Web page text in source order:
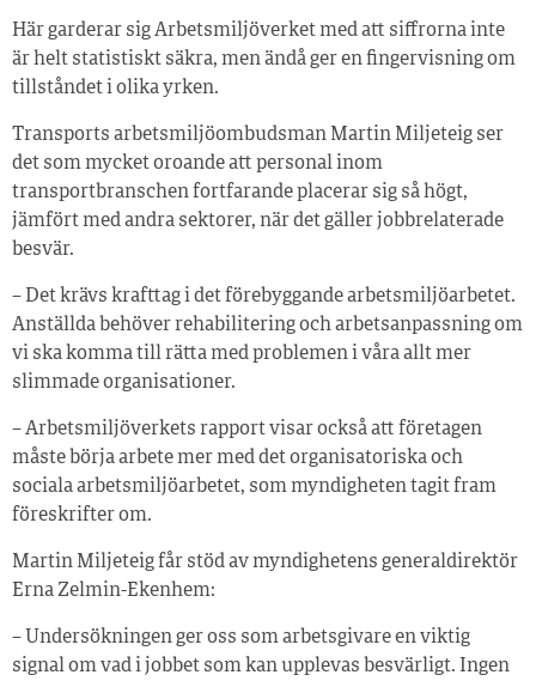
Här garderar sig Arbetsmiljöverket med att siffrorna inte
är helt statistiskt säkra, men ändå ger en fingervisning om
tillståndet i olika yrken.
Transports arbetsmiljöombudsman Martin Miljeteig ser
det som mycket oroande att personal inom
transportbranschen fortfarande placerar sig så högt,
jämfört med andra sektorer, när det gäller jobbrelaterade
besvär.
– Det krävs krafttag i det förebyggande arbetsmiljöarbetet.
Anställda behöver rehabilitering och arbetsanpassning om
vi ska komma till rätta med problemen i våra allt mer
slimmade organisationer.
– Arbetsmiljöverkets rapport visar också att företagen
måste börja arbete mer med det organisatoriska och
sociala arbetsmiljöarbetet, som myndigheten tagit fram
föreskrifter om.
Martin Miljeteig får stöd av myndighetens generaldirektör
Erna Zelmin-Ekenhem:
– Undersökningen ger oss som arbetsgivare en viktig
signal om vad i jobbet som kan upplevas besvärligt. Ingen